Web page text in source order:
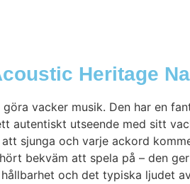
Heritage
vacker musik. Den har en
autentiskt utseende med sitt
sjunga och varje ackord
bekväm att spela på – den
och det typiska ljudet